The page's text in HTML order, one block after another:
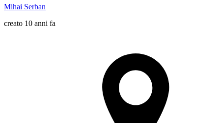
Mihai Serban
creato 10 anni fa